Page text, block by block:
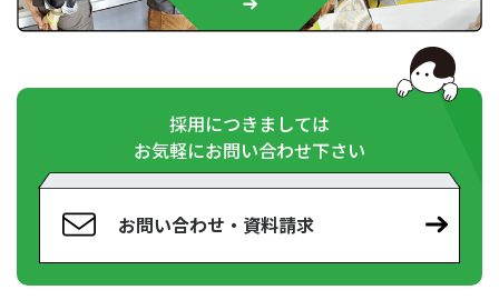
採用につきましては
お気軽にお問い合わせ下さい
お問い合わせ・資料請求